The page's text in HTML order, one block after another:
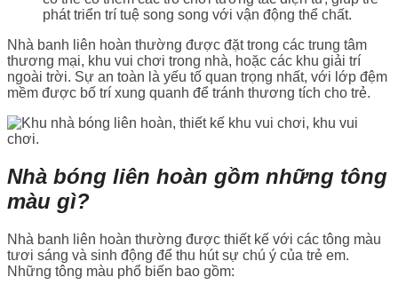
phát triển trí tuệ song song với vận động thể chất.
Nhà banh liên hoàn thường được đặt trong các trung tâm
thương mại, khu vui chơi trong nhà, hoặc các khu giải trí
ngoài trời. Sự an toàn là yếu tố quan trọng nhất, với lớp đệm
mềm được bố trí xung quanh để tránh thương tích cho trẻ.
Nhà bóng liên hoàn gồm những tông
màu gì?
Nhà banh liên hoàn thường được thiết kế với các tông màu
tươi sáng và sinh động để thu hút sự chú ý của trẻ em.
Những tông màu phổ biến bao gồm: